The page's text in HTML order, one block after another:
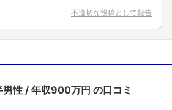
不適切な投稿として報告
性 年収900万円 の口コミ